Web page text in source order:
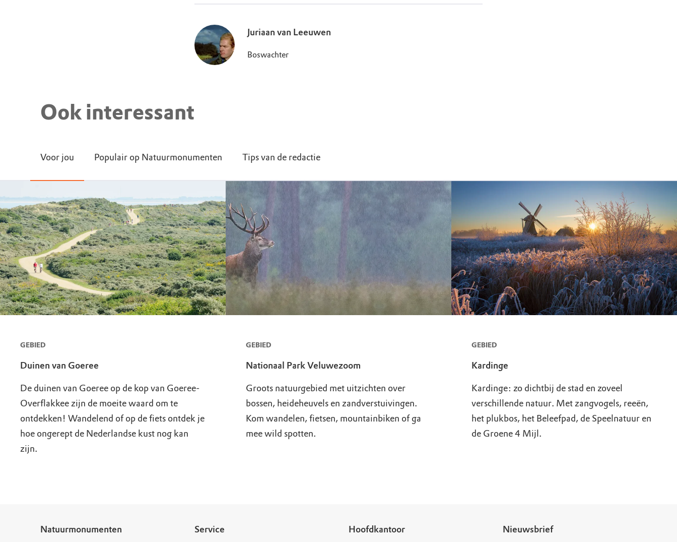
Juriaan van Leeuwen
Boswachter
Ook interessant
Voor jou Populair op Natuurmonumenten Tips van de redactie
GEBIED
Duinen van Goeree
De duinen van Goeree op de kop van Goeree-
Overflakkee zijn de moeite waard om te
ontdekken! Wandelend of op de fiets ontdek je
hoe ongerept de Nederlandse kust nog kan
zijn.
GEBIED
Nationaal Park Veluwezoom
Groots natuurgebied met uitzichten over
bossen, heideheuvels en zandverstuivingen.
Kom wandelen, fietsen, mountainbiken of ga
mee wild spotten.
GEBIED
Kardinge
Kardinge: zo dichtbij de stad en zoveel
verschillende natuur. Met zangvogels, reeën,
het plukbos, het Beleefpad, de Speelnatuur en
de Groene 4 Mijl.
Natuurmonumenten Service Hoofdkantoor Nieuwsbrief